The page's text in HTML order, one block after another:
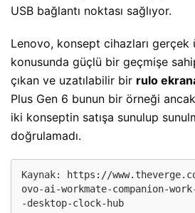
USB bağlantı noktası sağlıyor.
Lenovo, konsept cihazları gerçek
konusunda güçlü bir geçmişe
çıkan ve uzatılabilir bir rulo
Plus Gen 6 bunun bir örneği
iki konseptin satışa sunulup
doğrulamadı.
Kaynak:
https://
ovo-ai-workmate-companion-
-desktop-clock-hub